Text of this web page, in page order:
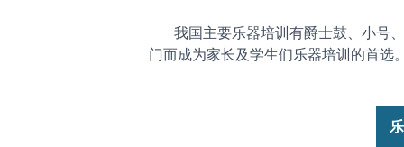
我国主要乐器培训有爵士鼓、小号、
门而成为家长及学生们乐器培训的首选